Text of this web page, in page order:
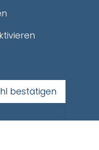
bestätigen